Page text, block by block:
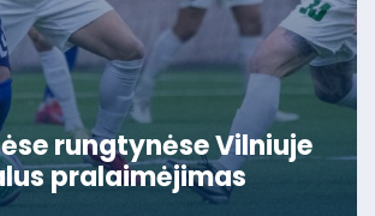
rungtynėse Vilniuje
pralaimėjimas